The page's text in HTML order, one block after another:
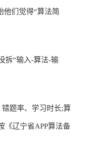
们觉得“算法简
拆“输入-算法-输
题率、学习时长;算
《辽宁省APP算法备